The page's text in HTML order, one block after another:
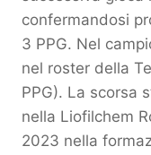
confermandosi
3 PPG. Nel
nel roster della
PPG). La scorsa
nella Liofilchem
2023 nella